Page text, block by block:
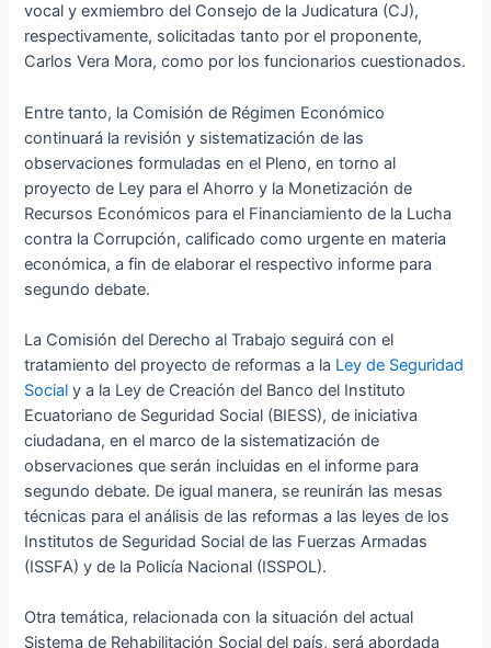
vocal y exmiembro del Consejo de la Judicatura (CJ),
respectivamente, solicitadas tanto por el proponente,
Carlos Vera Mora, como por los funcionarios cuestionados.
Entre tanto, la Comisión de Régimen Económico
continuará la revisión y sistematización de las
observaciones formuladas en el Pleno, en torno al
proyecto de Ley para el Ahorro y la Monetización de
Recursos Económicos para el Financiamiento de la Lucha
contra la Corrupción, calificado como urgente en materia
económica, a fin de elaborar el respectivo informe para
segundo debate.
La Comisión del Derecho al Trabajo seguirá con el
tratamiento del proyecto de reformas a la Ley de Seguridad
Social y a la Ley de Creación del Banco del Instituto
Ecuatoriano de Seguridad Social (BIESS), de iniciativa
ciudadana, en el marco de la sistematización de
observaciones que serán incluidas en el informe para
segundo debate. De igual manera, se reunirán las mesas
técnicas para el análisis de las reformas a las leyes de los
Institutos de Seguridad Social de las Fuerzas Armadas
(ISSFA) y de la Policía Nacional (ISSPOL).
Otra temática, relacionada con la situación del actual
Sistema de Rehabilitación Social del país, será abordada